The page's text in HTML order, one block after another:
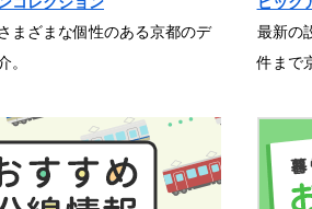
まざまな個性のある京都のデ
。
最新の
件まで